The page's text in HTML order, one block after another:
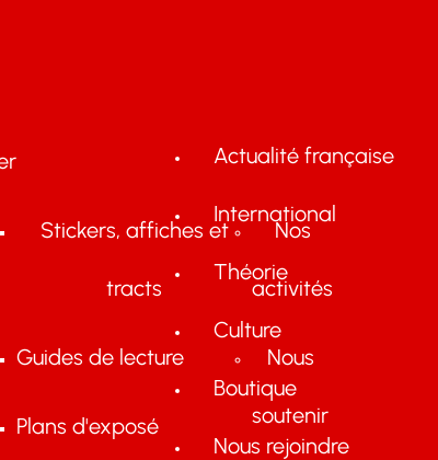
Stickers, affiches et
tracts
Guides de lecture
Plans d'exposé
Nos
activités
Nous
soutenir
Actualité française
International
Théorie
Culture
Boutique
Nous rejoindre